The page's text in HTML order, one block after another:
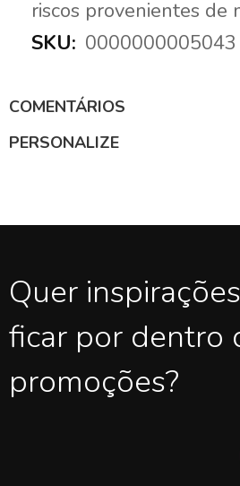
riscos provenientes de
0000000005043
COMENTÁRIOS
PERSONALIZE
Quer
ficar por dentro
promoções?